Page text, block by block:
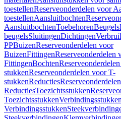
toestellenReserveonderdelen voor
toestellenAansluitbochten
AansluitbochtenToebehorenBeugels
beugelsSluitingenDichtingen
PPBuizenReserveonderdelen voor
BuizenFittingenReserveonderdelen
FittingenBochten
stukkenReserveonderdelen voor T-
stukkenReducties
ReductiesToezichtsstukken
ToezichtsstukkenVerbindingsstukken
Verbindingsstukken